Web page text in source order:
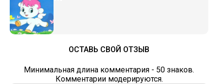
ОСТАВЬ СВОЙ ОТЗЫВ
Минимальная длина комментария - 50 знаков.
Комментарии модерируются.